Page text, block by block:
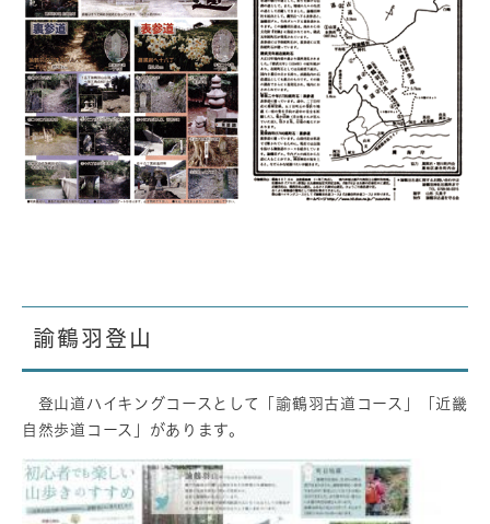
諭鶴羽登山
登山道ハイキングコースとして「諭鶴羽古道コース」「近畿
自然歩道コース」があります。